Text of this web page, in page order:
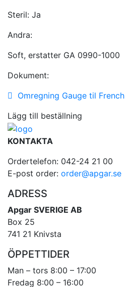
Steril: Ja
Andra:
Soft, erstatter GA 0990-1000
Dokument:
Omregning Gauge til French
Lägg till beställning
KONTAKTA
Ordertelefon: 042-24 21 00
E-post order: order@apgar.se
ADRESS
Apgar SVERIGE AB
Box 25
741 21 Knivsta
ÖPPETTIDER
Man – tors 8:00 – 17:00
Fredag 8:00 – 16:00